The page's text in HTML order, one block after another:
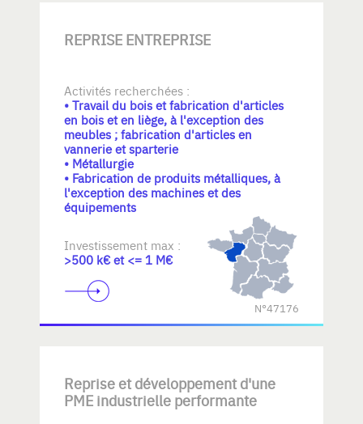
REPRISE ENTREPRISE
Activités recherchées :
• Travail du bois et fabrication d'articles
en bois et en liège, à l'exception des
meubles ; fabrication d'articles en
vannerie et sparterie
• Métallurgie
• Fabrication de produits métalliques, à
l'exception des machines et des
équipements
Investissement max :
>500 k€ et <= 1 M€
N°47176
Reprise et développement d'une
PME industrielle performante